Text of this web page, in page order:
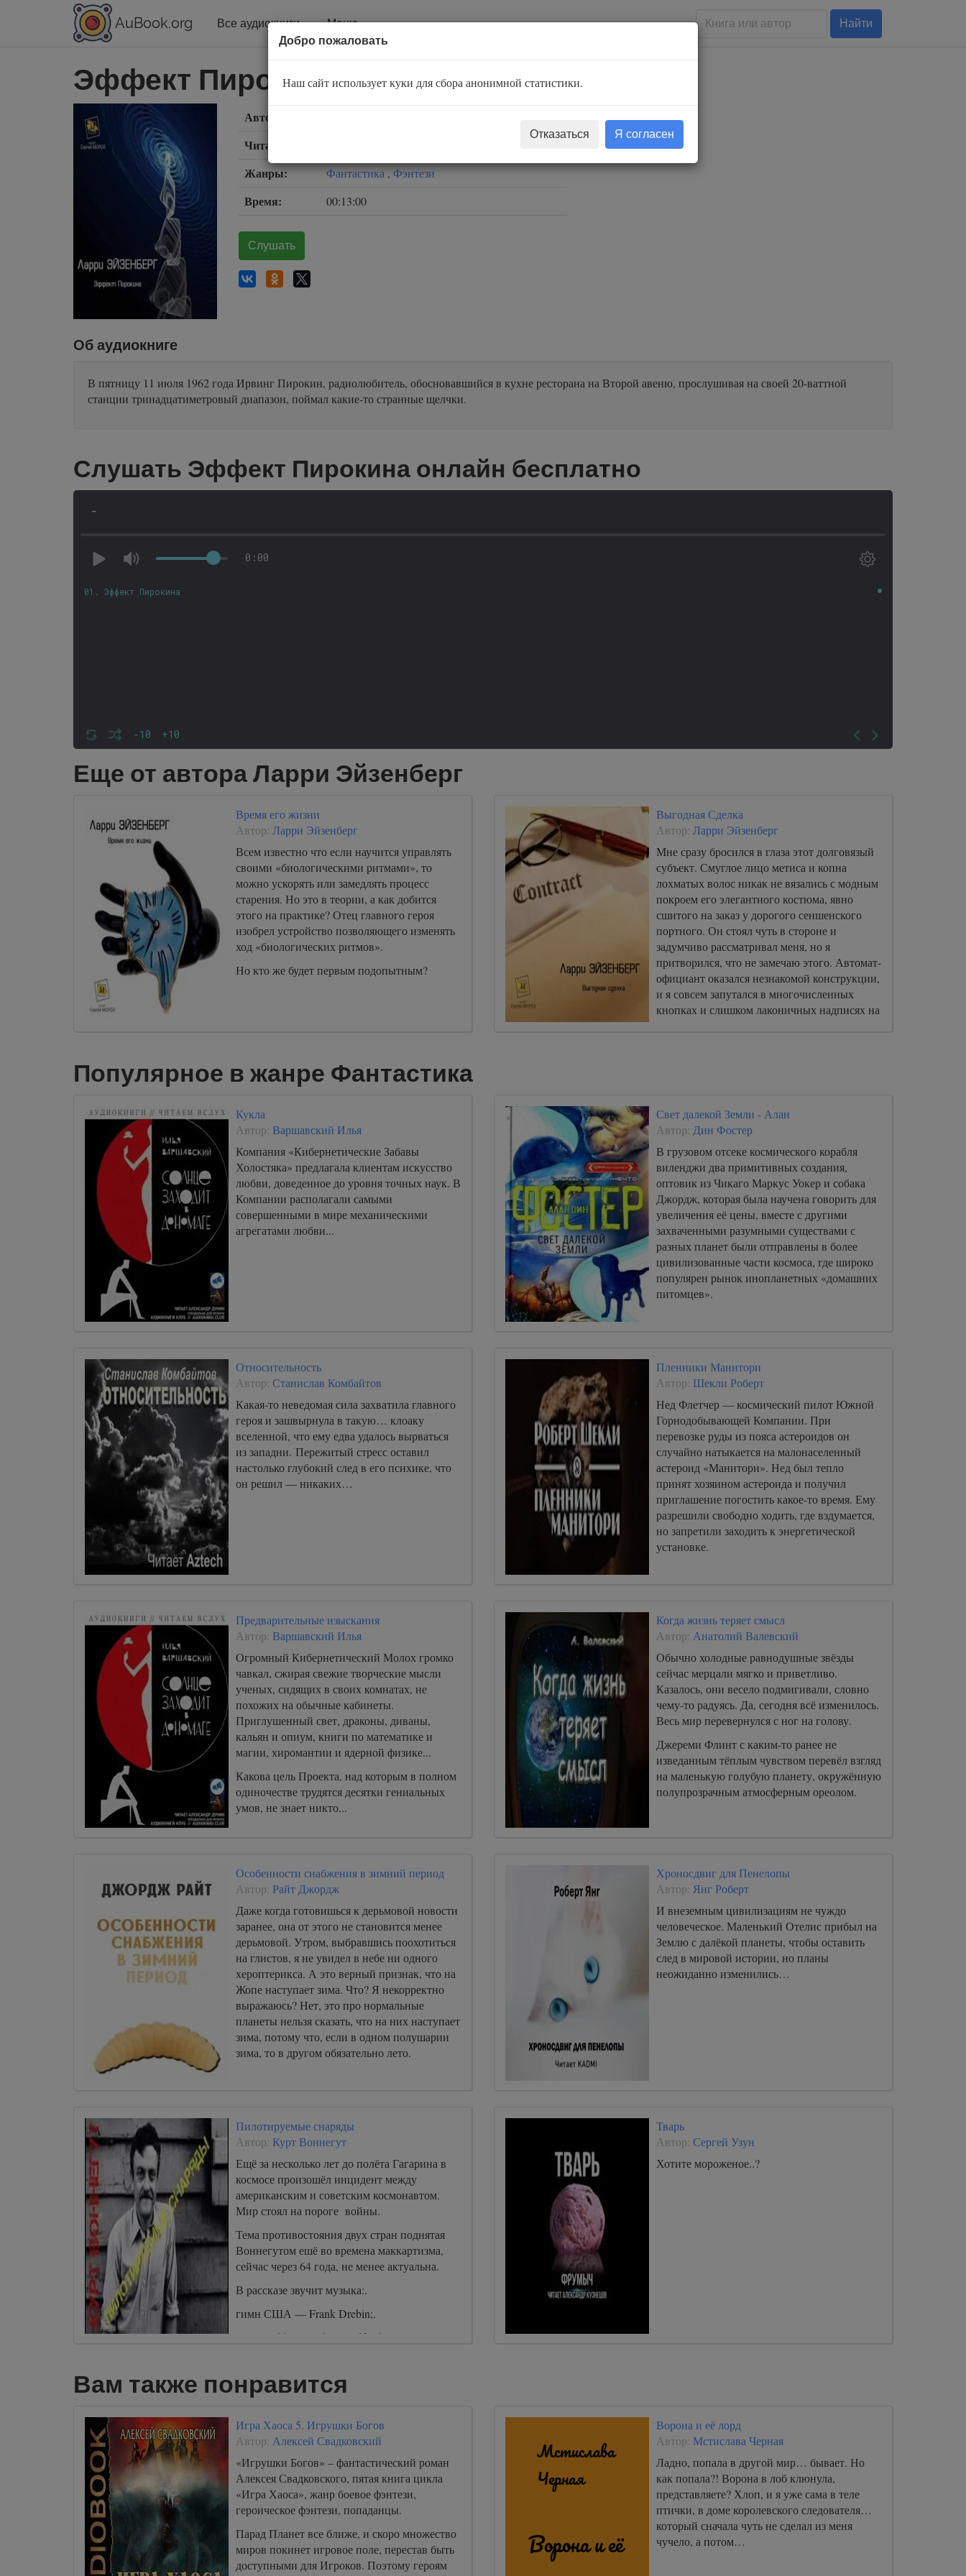
AuBook.org Все аудиокниги Меню Найти
Эффект Пирокина
Автор:
Читает:
Жанры: Фантастика,Фэнтези
Время: 00:13:00
Слушать
Об аудиокниге
В пятницу 11 июля 1962 года Ирвинг Пирокин, радиолюбитель, обосновавшийся в кухне ресторана на Второй авеню, прослушивая на своей 20-ваттной
станции тринадцатиметровый диапазон, поймал какие-то странные щелчки.
Слушать Эффект Пирокина онлайн бесплатно
-
0:00
-10 +10
01. Эффект Пирокина
Еще от автора Ларри Эйзенберг
Время его жизни
Автор: Ларри Эйзенберг
Всем известно что если научится управлять
своими «биологическими ритмами», то
можно ускорять или замедлять процесс
старения. Но это в теории, а как добится
этого на практике? Отец главного героя
изобрел устройство позволяющего изменять
ход «биологических ритмов».
Но кто же будет первым подопытным?
Выгодная Сделка
Автор: Ларри Эйзенберг
Мне сразу бросился в глаза этот долговязый
субъект. Смуглое лицо метиса и копна
лохматых волос никак не вязались с модным
покроем его элегантного костюма, явно
сшитого на заказ у дорогого сеншенского
портного. Он стоял чуть в стороне и
задумчиво рассматривал меня, но я
притворился, что не замечаю этого. Автомат-
официант оказался незнакомой конструкции,
и я совсем запутался в многочисленных
кнопках и слишком лаконичных надписях на
Популярное в жанре Фантастика
Кукла
Автор: Варшавский Илья
Компания «Кибернетические Забавы
Холостяка» предлагала клиентам искусство
любви, доведенное до уровня точных наук. В
Компании располагали самыми
совершенными в мире механическими
агрегатами любви...
Свет далекой Земли - Алан
Автор: Дин Фостер
В грузовом отсеке космического корабля
виленджи два примитивных создания,
оптовик из Чикаго Маркус Уокер и собака
Джордж, которая была научена говорить для
увеличения её цены, вместе с другими
захваченными разумными существами с
разных планет были отправлены в более
цивилизованные части космоса, где широко
популярен рынок инопланетных «домашних
питомцев».
Относительность
Автор: Станислав Комбайтов
Какая-то неведомая сила захватила главного
героя и зашвырнула в такую… клоаку
вселенной, что ему едва удалось вырваться
из западни. Пережитый стресс оставил
настолько глубокий след в его психике, что
он решил — никаких…
Пленники Манитори
Автор: Шекли Роберт
Нед Флетчер — космический пилот Южной
Горнодобывающей Компании. При
перевозке руды из пояса астероидов он
случайно натыкается на малонаселенный
астероид «Манитори». Нед был тепло
принят хозяином астероида и получил
приглашение погостить какое-то время. Ему
разрешили свободно ходить, где вздумается,
но запретили заходить к энергетической
установке.
Предварительные изыскания
Автор: Варшавский Илья
Огромный Кибернетический Молох громко
чавкал, сжирая свежие творческие мысли
ученых, сидящих в своих комнатах, не
похожих на обычные кабинеты.
Приглушенный свет, драконы, диваны,
кальян и опиум, книги по математике и
магии, хиромантии и ядерной физике...
Какова цель Проекта, над которым в полном
одиночестве трудятся десятки гениальных
умов, не знает никто...
Когда жизнь теряет смысл
Автор: Анатолий Валевский
Обычно холодные равнодушные звёзды
сейчас мерцали мягко и приветливо.
Казалось, они весело подмигивали, словно
чему-то радуясь. Да, сегодня всё изменилось.
Весь мир перевернулся с ног на голову.
Джереми Флинт с каким-то ранее не
изведанным тёплым чувством перевёл взгляд
на маленькую голубую планету, окружённую
полупрозрачным атмосферным ореолом.
Особенности снабжения в зимний период
Автор: Райт Джордж
Даже когда готовишься к дерьмовой новости
заранее, она от этого не становится менее
дерьмовой. Утром, выбравшись поохотиться
на глистов, я не увидел в небе ни одного
хероптерикса. А это верный признак, что на
Жопе наступает зима. Что? Я некорректно
выражаюсь? Нет, это про нормальные
планеты нельзя сказать, что на них наступает
зима, потому что, если в одном полушарии
зима, то в другом обязательно лето.
Хроносдвиг для Пенелопы
Автор: Янг Роберт
И внеземным цивилизациям не чуждо
человеческое. Маленький Отелис прибыл на
Землю с далёкой планеты, чтобы оставить
след в мировой истории, но планы
неожиданно изменились…
Пилотируемые снаряды
Автор: Курт Воннегут
Ещё за несколько лет до полёта Гагарина в
космосе произошёл инцидент между
американским и советским космонавтом.
Мир стоял на пороге войны.
Тема противостояния двух стран поднятая
Воннегутом ешё во времена маккартизма,
сейчас через 64 года, не менее актуальна.
В рассказе звучит музыка:.
гимн США — Frank Drebin;.
Space Oddity — Chris Hadfield.
Тварь
Автор: Сергей Узун
Хотите мороженое..?
Вам также понравится
Игра Хаоса 5. Игрушки Богов
Автор: Алексей Свадковский
«Игрушки Богов» – фантастический роман
Алексея Свадковского, пятая книга цикла
«Игра Хаоса», жанр боевое фэнтези,
героическое фэнтези, попаданцы.
Парад Планет все ближе, и скоро множество
миров покинет игровое поле, перестав быть
доступными для Игроков. Поэтому героям
Ворона и её лорд
Автор: Мстислава Черная
Ладно, попала в другой мир… бывает. Но
как попала?! Ворона в лоб клюнула,
представляете? Хлоп, и я уже сама в теле
птички, в доме королевского следователя…
который сначала чуть не сделал из меня
чучело, а потом…
Добро пожаловать
Наш сайт использует куки для сбора анонимной статистики.
Отказаться Я согласен